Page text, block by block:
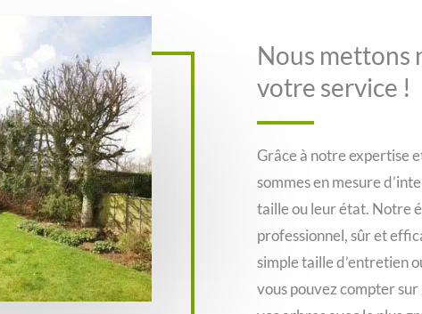
Nous mettons
votre service !
Grâce à notre expertise
sommes en mesure
taille ou leur état. Notre
professionnel, sûr et
simple taille d’entretien
vous pouvez compter